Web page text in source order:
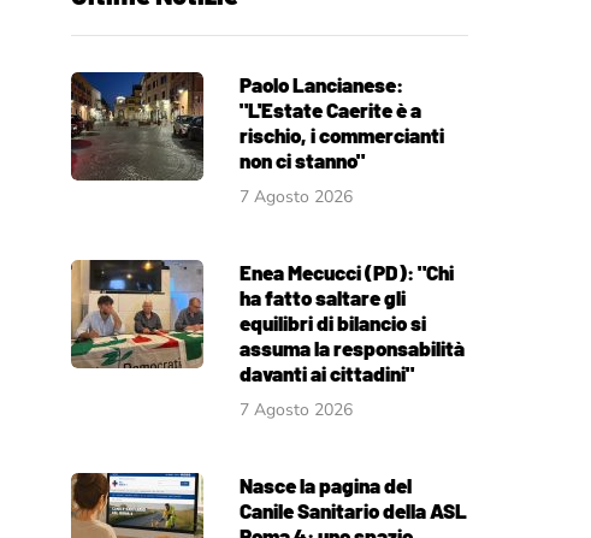
Paolo Lancianese:
"L'Estate Caerite è a
rischio, i commercianti
non ci stanno"
7 Agosto 2026
Enea Mecucci (PD): "Chi
ha fatto saltare gli
equilibri di bilancio si
assuma la responsabilità
davanti ai cittadini"
7 Agosto 2026
Nasce la pagina del
Canile Sanitario della ASL